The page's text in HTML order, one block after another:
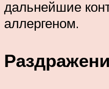
дальнейшие
аллергеном.